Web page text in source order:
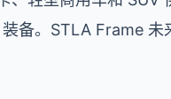
备。STLA Frame